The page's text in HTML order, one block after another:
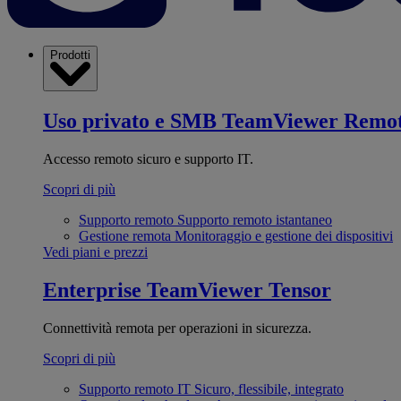
Prodotti
Uso privato e SMB TeamViewer
Accesso remoto sicuro e supporto IT.
Scopri di più
Supporto remoto Supporto remoto istantaneo
Gestione remota Monitoraggio e gestione dei dispositivi
Vedi piani e prezzi
Enterprise TeamViewer Tensor
Connettività remota per operazioni in sicurezza.
Scopri di più
Supporto remoto IT Sicuro, flessibile, integrato